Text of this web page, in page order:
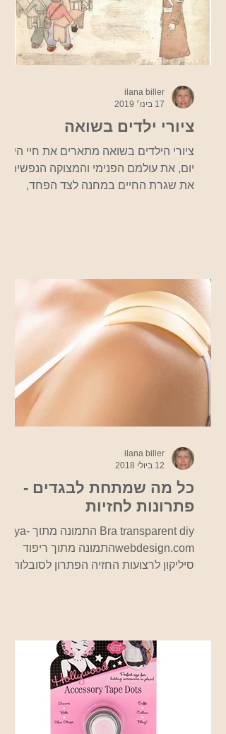
ציורי ילדים בשואה
ציורי הילדים בשואה מתארים את חיי היום
יום, את עולמם הפנימי והמצוקה הנפשית,
את שגרת החיים במחנה לצד הפחד,
מוצגים מאות ציורים של ילדים ששהו בגטו
זה בתקופה זו, כמו כן, מוצגים ציורים
אחר שנה אנחנו כאן כדי לזכור את הכל
http://fcit.coedu.usf.edu/Ho
ilana biller
17 בינו׳ 2019
כל מה שמתחת לבגדים -
פתרונות לחזיות
Bra transparent diy התמונה מתוך ya-
webdesign.comהתמונה מתוך ריפוד
סיליקון לרצועות החזיה הפתרון לסובלות
ilana biller
12 ביולי 2018